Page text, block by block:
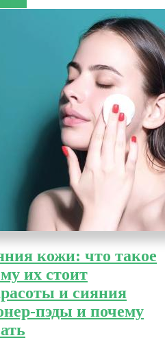
кожи: что такое
их стоит
и сияния
пэды и почему